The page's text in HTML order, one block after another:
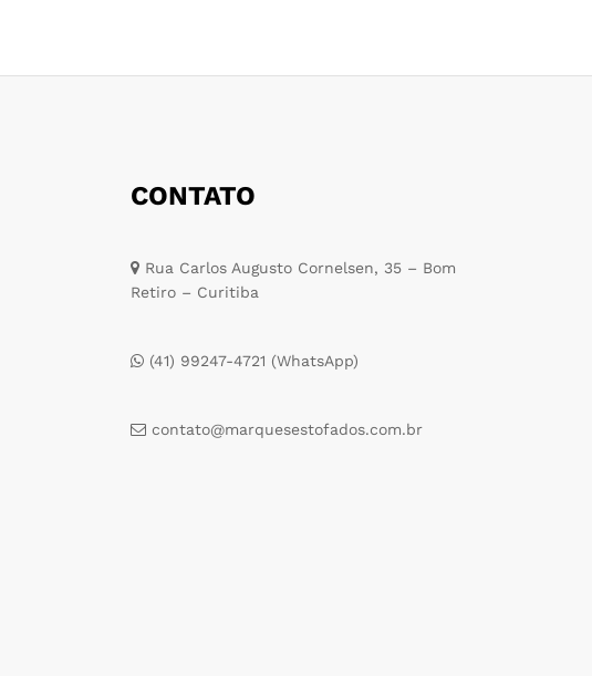
CONTATO
Rua Carlos Augusto Cornelsen, 35 – Bom
Retiro – Curitiba
(41) 99247-4721 (WhatsApp)
contato@marquesestofados.com.br